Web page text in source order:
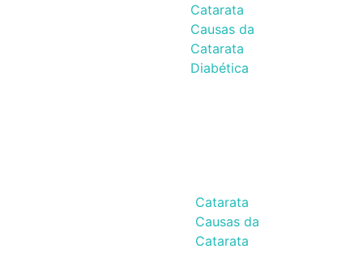
Catarata
Causas da
Catarata
Diabética
Catarata
Causas da
Catarata